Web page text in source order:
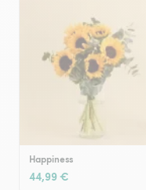
Happiness
44,99 €